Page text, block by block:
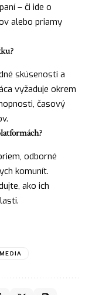
– či ide o
alebo priamy
skúsenosti a
vyžaduje okrem
časový
odborné
komunít.
ako ich